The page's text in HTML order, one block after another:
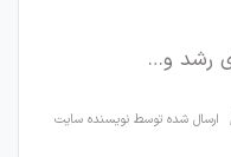
رشد و…
ارسال شده توسط نویسنده سایت